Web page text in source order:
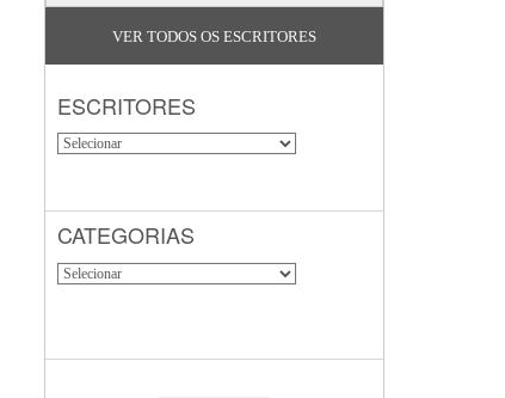
VER TODOS OS ESCRITORES
ESCRITORES
CATEGORIAS